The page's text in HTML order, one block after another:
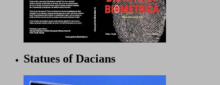
Statues of Dacians